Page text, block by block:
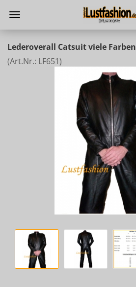
Lederoverall Catsuit viele Farben
(Art.Nr.: LF651)